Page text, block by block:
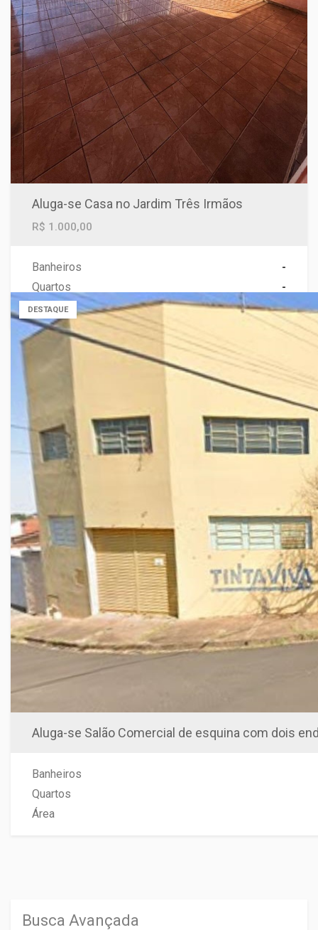
Aluga-se Casa no Jardim Três Irmãos
R$ 1.000,00
Banheiros
-
Quartos
-
Área
-
DESTAQUE
Aluga-se Salão Comercial de esquina com dois
Banheiros
Quartos
Área
Busca Avançada